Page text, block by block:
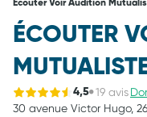
Écouter Voir Audition
ÉCOUTER
4,5 19 avis
30 avenue Victor Hugo,